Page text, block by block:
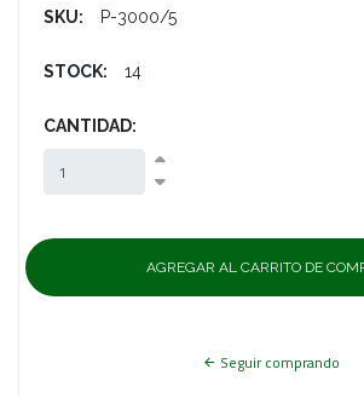
SKU: P-3000/5
STOCK: 14
CANTIDAD:
Seguir comprando